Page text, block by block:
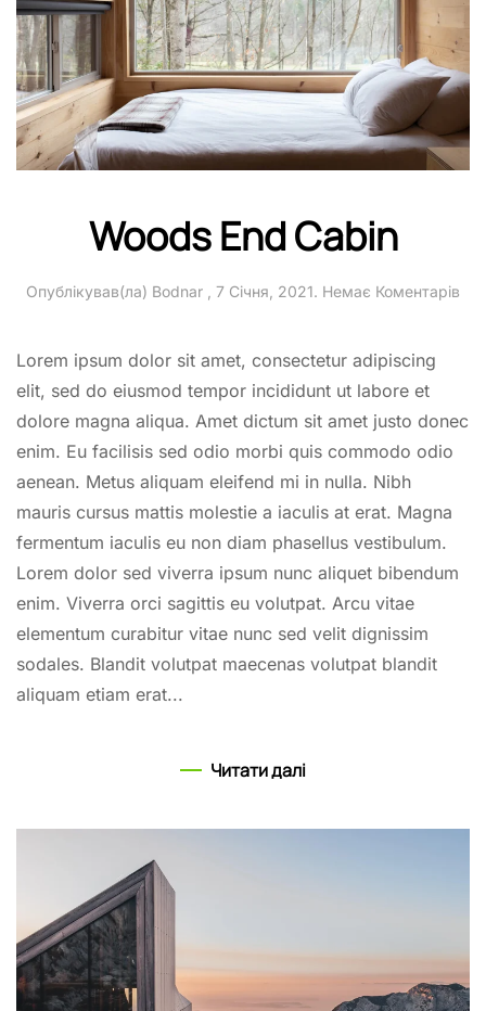
Woods End Cabin
Опублікував(ла) Bodnar 7 Січня, 2021. Немає Коментарів
Lorem ipsum dolor sit amet, consectetur adipiscing
elit, sed do eiusmod tempor incididunt ut labore et
dolore magna aliqua. Amet dictum sit amet justo donec
enim. Eu facilisis sed odio morbi quis commodo odio
aenean. Metus aliquam eleifend mi in nulla. Nibh
mauris cursus mattis molestie a iaculis at erat. Magna
fermentum iaculis eu non diam phasellus vestibulum.
Lorem dolor sed viverra ipsum nunc aliquet bibendum
enim. Viverra orci sagittis eu volutpat. Arcu vitae
elementum curabitur vitae nunc sed velit dignissim
sodales. Blandit volutpat maecenas volutpat blandit
aliquam etiam erat...
Читати далі